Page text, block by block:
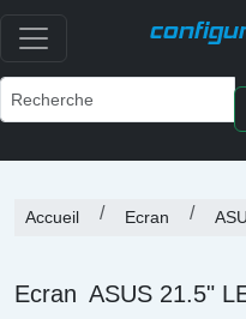
Accueil Ecran
Ecran ASUS 21.5"